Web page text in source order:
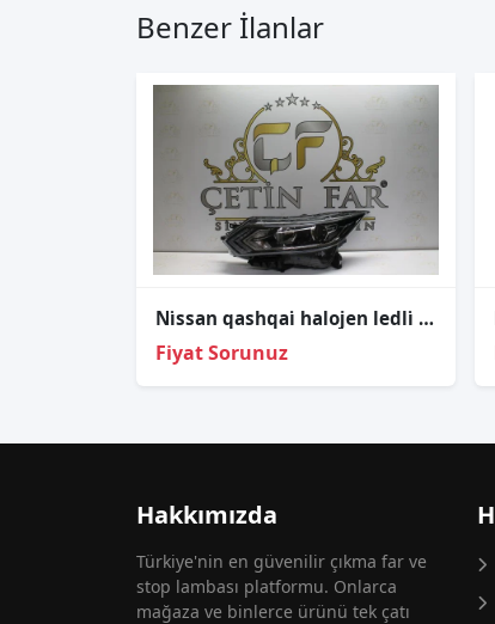
Benzer İlanlar
Ni̇ssan qashqai̇ halojen ledli̇ sol far sıfır orj 100-19009
Fiyat Sorunuz
Hakkımızda
Türkiye'nin en güvenilir çıkma far ve
stop lambası platformu. Onlarca
mağaza ve binlerce ürünü tek çatı